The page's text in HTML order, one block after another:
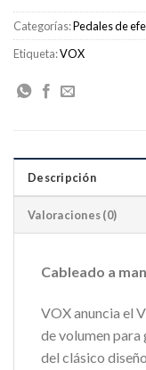
Categorías:Pedales de
Etiqueta:VOX
Descripción
Valoraciones (0)
Cableado a
VOX anuncia el
de volumen
del clásico